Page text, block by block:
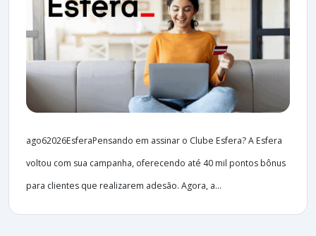
ago62026EsferaPensando em assinar o Clube Esfera? A Esfera
voltou com sua campanha, oferecendo até 40 mil pontos bônus
para clientes que realizarem adesão. Agora, a...